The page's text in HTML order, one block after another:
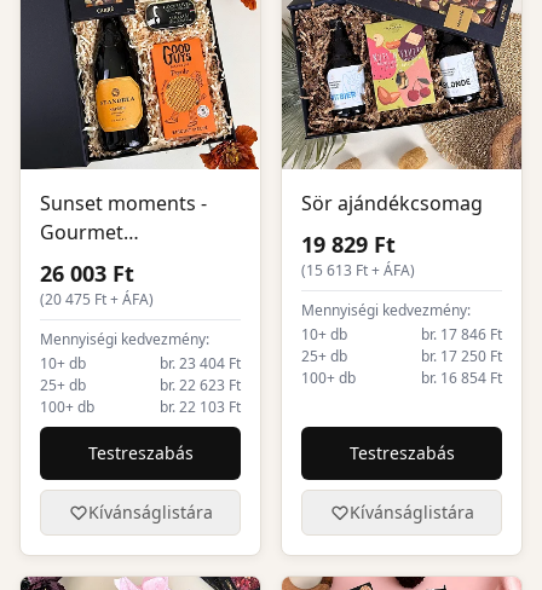
Sunset moments -
Gourmet
ajándékcsomag
26 003 Ft
(20 475 Ft + ÁFA)
Mennyiségi kedvezmény:
10+ db
br. 23 404 Ft
25+ db
br. 22 623 Ft
100+ db
br. 22 103 Ft
Testreszabás
Kívánságlistára
Sör ajándékcsomag
19 829 Ft
(15 613 Ft + ÁFA)
Mennyiségi kedvezmény:
10+ db
br. 17 846 Ft
25+ db
br. 17 250 Ft
100+ db
br. 16 854 Ft
Testreszabás
Kívánságlistára